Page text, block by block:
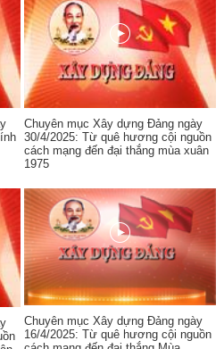
Chuyên mục Xây dựng Đảng ngày
30/4/2025: Từ quê hương cội nguồn
cách mạng đến đại thắng mùa xuân
1975
Chuyên mục Xây dựng Đảng ngày
16/4/2025: Từ quê hương cội nguồn